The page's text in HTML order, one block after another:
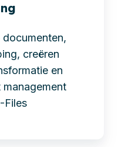
creëren
en
Files